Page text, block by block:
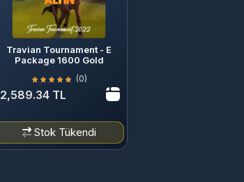
Travian Tournament - E
Package 1600 Gold
(0)
2,589.34 TL
Stok Tükendi